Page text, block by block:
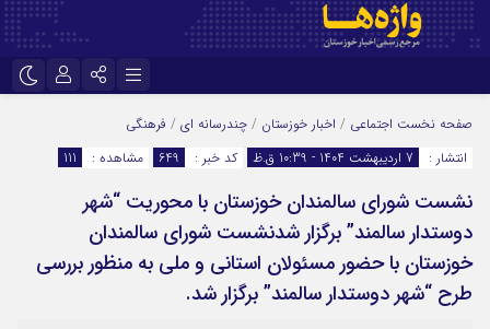
اینستاگرام
تلگرام
سروش
ایتا
آپارات
اپلیکیشن رمز عبور
مرا به خاطر بسپار
صفحه نخست اجتماعی / اخبار خوزستان / چندرسانه ای / فرهنگی
انتشار :
7 اردیبهشت 1404 - 10:39 ق.ظ کد خبر : 649 مشاهده : 111
نشست شورای سالمندان خوزستان با محوریت “شهر
دوستدار سالمند” برگزار شدنشست شورای سالمندان
خوزستان با حضور مسئولان استانی و ملی به منظور بررسی
طرح “شهر دوستدار سالمند” برگزار شد.